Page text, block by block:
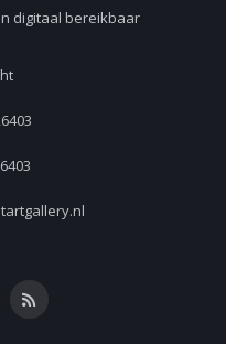
digitaal bereikbaar